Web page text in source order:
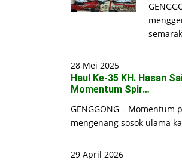
28 Mei 2025
Haul Ke-35 KH. Hasan
Momentum Spir…
GENGGONG – Momentum
mengenang sosok ulama
29 April 2026